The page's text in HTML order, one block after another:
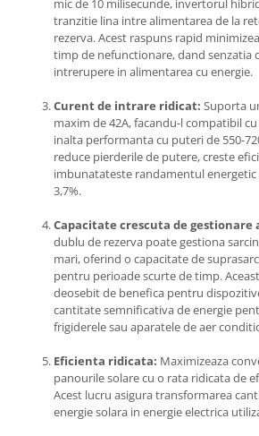
mic de 10 milisecunde, invertorul
tranzitie lina intre alimentarea de la
rezerva. Acest raspuns rapid
timp de nefunctionare, dand senzatia
intrerupere in alimentarea cu energie.
Curent de intrare ridicat: Suporta
maxim de 42A, facandu-l compatibil
inalta performanta cu puteri de 550-
reduce pierderile de putere, creste
imbunatateste randamentul energetic
3,7%.
Capacitate crescuta de gestionare
dublu de rezerva poate gestiona
mari, oferind o capacitate de
pentru perioade scurte de timp.
deosebit de benefica pentru
cantitate semnificativa de energie
frigiderele sau aparatele de aer
Eficienta ridicata: Maximizeaza
panourile solare cu o rata ridicata de
Acest lucru asigura transformarea
energie solara in energie electrica